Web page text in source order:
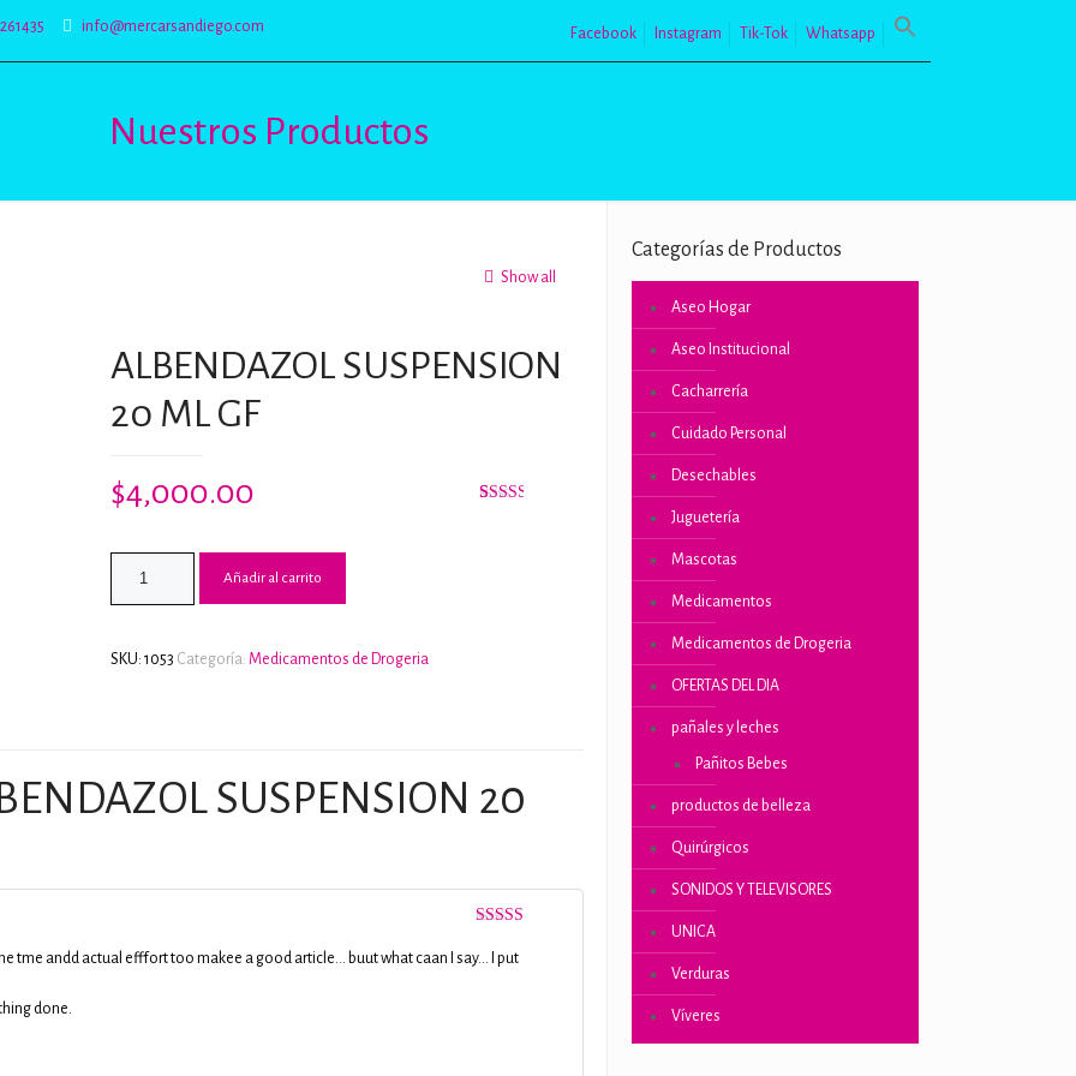
info@mercarsandiego.com Facebook Instagram Tik-Tok Whatsapp
Nuestros Productos
Show all
ALBENDAZOL SUSPENSION
20 ML GF
$4,000.00
Añadir al carrito
SKU: 1053 Categoría: Medicamentos de Drogeria
SUSPENSION 20
con4de 5
tme andd actual efffort too makee a good article… buut what caan I say… I put
done.
Categorías de Productos
Aseo Hogar
Aseo Institucional
Cacharrería
Cuidado Personal
Desechables
Juguetería
Mascotas
Medicamentos
Medicamentos de Drogeria
OFERTAS DEL DIA
pañales y leches
Pañitos Bebes
productos de belleza
Quirúrgicos
SONIDOS Y TELEVISORES
UNICA
Verduras
Víveres